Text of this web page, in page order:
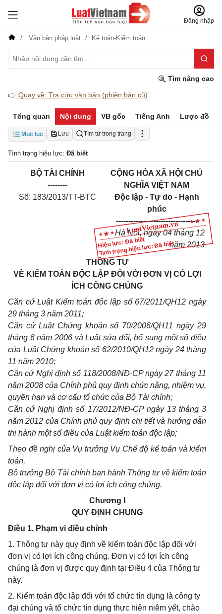
Đăng nhập
Văn bản pháp luật Kế toán-Kiểm toán
Tìm nâng cao
👉 Quay về: Tra cứu văn bản (phiên bản cũ)
Tổng quan Nội dung VB gốc Tiếng Anh Lược đồ
Mục lục Lưu Tìm từ trong trang
Tình trạng hiệu lực: Đã biết
Hiệu lực: Đã biết
Tình trạng hiệu lực: Đã biết
BỘ TÀI CHÍNH
--------
Số: 183/2013/TT-BTC
CỘNG HÒA XÃ HỘI CHỦ
NGHĨA VIỆT NAM
Độc lập - Tự do - Hạnh
phúc
---------------------------------
Hà Nội, ngày 04 tháng 12
năm 2013
THÔNG TƯ
VỀ KIỂM TOÁN ĐỘC LẬP ĐỐI VỚI ĐƠN VỊ CÓ LỢI
ÍCH CÔNG CHÚNG
Căn cứ Luật Kiểm toán độc lập số 67/2011/QH12 ngày
29 tháng 3 năm 2011;
Căn cứ Luật Chứng khoán số 70/2006/QH11 ngày 29
tháng 6 năm 2006 và Luật sửa đổi, bổ sung một số điều
của Luật Chứng khoán số 62/2010/QH12 ngày 24 tháng
11 năm 2010;
Căn cứ Nghị định số 118/2008/NĐ-CP ngày 27 tháng 11
năm 2008 của Chính phủ quy định chức năng, nhiệm vụ,
quyền hạn và cơ cấu tổ chức của Bộ Tài chính;
Căn cứ Nghị định số 17/2012/NĐ-CP ngày 13 tháng 3
năm 2012 của Chính phủ quy định chi tiết và hướng dẫn
thi hành một số điều của Luật kiểm toán độc lập;
Theo đề nghị của Vụ trưởng Vụ Chế độ kế toán và kiểm
toán,
Bộ trưởng Bộ Tài chính ban hành Thông tư về kiểm toán
độc lập đối với đơn vị có lợi ích công chúng.
Chương I
QUY ĐỊNH CHUNG
Điều 1. Phạm vi điều chỉnh
1. Thông tư này quy định về kiểm toán độc lập đối với
đơn vị có lợi ích công chúng. Đơn vị có lợi ích công
chúng là đơn vị được quy định tại Điều 4 của Thông tư
này.
2. Kiểm toán độc lập đối với tổ chức tín dụng là công ty
đại chúng và tổ chức tín dụng thực hiện niêm yết, chào